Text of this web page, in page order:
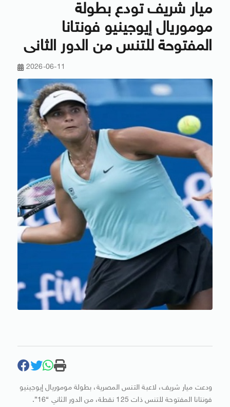
ميار شريف تودع بطولة
موموريال إيوجينيو فونتانا
المفتوحة للتنس من الدور الثانى
2026-06-11
ودعت ميار شريف، لاعبة التنس المصرية، بطولة موموريال إيوجينيو
فونتانا المفتوحة للتنس ذات 125 نقطة، من الدور الثاني “16”.